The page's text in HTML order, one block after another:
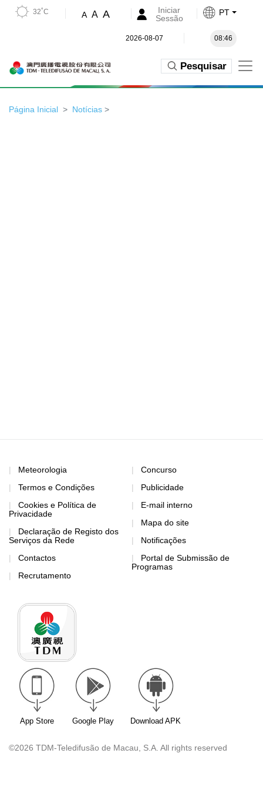
32˚C A A A
Iniciar
Sessão
PT
2026-08-07 08:46
Pesquisar
Página Inicial Notícias >
Meteorologia
Termos e Condições
Cookies e Política de
Privacidade
Declaração de Registo dos
Serviços da Rede
Contactos
Recrutamento
Concurso
Publicidade
E-mail interno
Mapa do site
Notificações
Portal de Submissão de
Programas
App Store Google Play Download APK
©2026 TDM-Teledifusão de Macau, S.A. All rights reserved